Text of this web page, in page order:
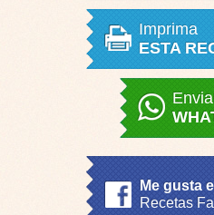
Imprima
ESTA
Me gusta
Recetas